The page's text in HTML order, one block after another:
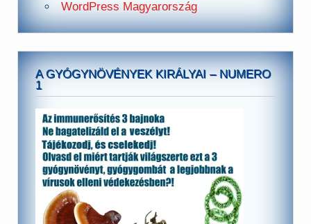
WordPress Magyarország
A GYÓGYNÖVÉNYEK KIRÁLYAI – NUMERO
1